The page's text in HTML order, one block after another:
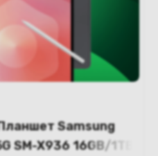
Samsung
SM-X936 16GB/1TB